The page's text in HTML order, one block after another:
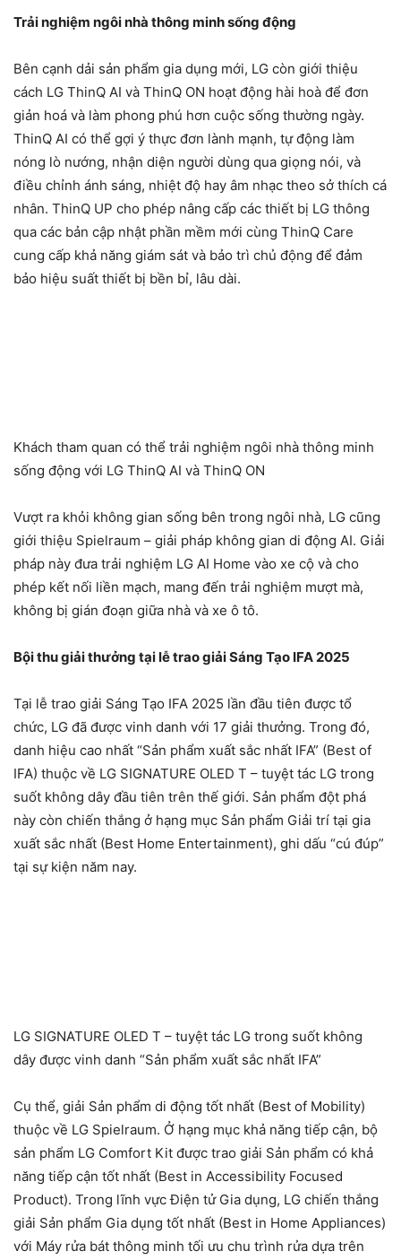
Trải nghiệm ngôi nhà thông minh sống động
Bên cạnh dải sản phẩm gia dụng mới, LG còn giới thiệu
cách LG ThinQ AI và ThinQ ON hoạt động hài hoà để đơn
giản hoá và làm phong phú hơn cuộc sống thường ngày.
ThinQ AI có thể gợi ý thực đơn lành mạnh, tự động làm
nóng lò nướng, nhận diện người dùng qua giọng nói, và
điều chỉnh ánh sáng, nhiệt độ hay âm nhạc theo sở thích cá
nhân. ThinQ UP cho phép nâng cấp các thiết bị LG thông
qua các bản cập nhật phần mềm mới cùng ThinQ Care
cung cấp khả năng giám sát và bảo trì chủ động để đảm
bảo hiệu suất thiết bị bền bỉ, lâu dài.
Khách tham quan có thể trải nghiệm ngôi nhà thông minh
sống động với LG ThinQ AI và ThinQ ON
Vượt ra khỏi không gian sống bên trong ngôi nhà, LG cũng
giới thiệu Spielraum – giải pháp không gian di động AI. Giải
pháp này đưa trải nghiệm LG AI Home vào xe cộ và cho
phép kết nối liền mạch, mang đến trải nghiệm mượt mà,
không bị gián đoạn giữa nhà và xe ô tô.
Bội thu giải thưởng tại lễ trao giải Sáng Tạo IFA 2025
Tại lễ trao giải Sáng Tạo IFA 2025 lần đầu tiên được tổ
chức, LG đã được vinh danh với 17 giải thưởng. Trong đó,
danh hiệu cao nhất “Sản phẩm xuất sắc nhất IFA” (Best of
IFA) thuộc về LG SIGNATURE OLED T – tuyệt tác LG trong
suốt không dây đầu tiên trên thế giới. Sản phẩm đột phá
này còn chiến thắng ở hạng mục Sản phẩm Giải trí tại gia
xuất sắc nhất (Best Home Entertainment), ghi dấu “cú đúp”
tại sự kiện năm nay.
LG SIGNATURE OLED T – tuyệt tác LG trong suốt không
dây được vinh danh “Sản phẩm xuất sắc nhất IFA”
Cụ thể, giải Sản phẩm di động tốt nhất (Best of Mobility)
thuộc về LG Spielraum. Ở hạng mục khả năng tiếp cận, bộ
sản phẩm LG Comfort Kit được trao giải Sản phẩm có khả
năng tiếp cận tốt nhất (Best in Accessibility Focused
Product). Trong lĩnh vực Điện tử Gia dụng, LG chiến thắng
giải Sản phẩm Gia dụng tốt nhất (Best in Home Appliances)
với Máy rửa bát thông minh tối ưu chu trình rửa dựa trên